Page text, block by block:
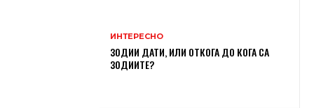
ИНТЕРЕСНО
ЗОДИИ ДАТИ, ИЛИ ОТКОГА ДО КОГА СА
ЗОДИИТЕ?